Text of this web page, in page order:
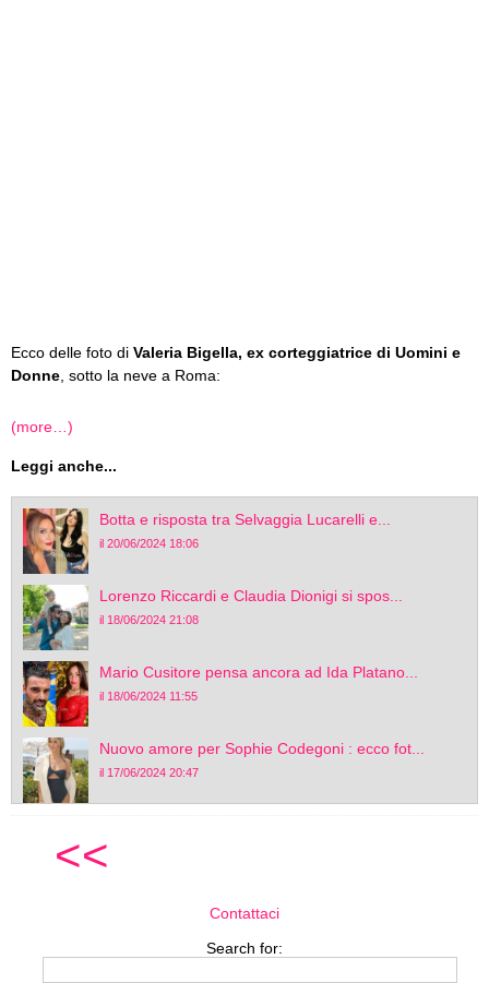
Ecco delle foto di Valeria Bigella, ex corteggiatrice di Uomini e
Donne , sotto la neve a Roma:
(more…)
Leggi anche...
Botta e risposta tra Selvaggia Lucarelli e...
il 20/06/2024 18:06
Lorenzo Riccardi e Claudia Dionigi si spos...
il 18/06/2024 21:08
Mario Cusitore pensa ancora ad Ida Platano...
il 18/06/2024 11:55
Nuovo amore per Sophie Codegoni : ecco fot...
il 17/06/2024 20:47
<<
Contattaci
Search for: